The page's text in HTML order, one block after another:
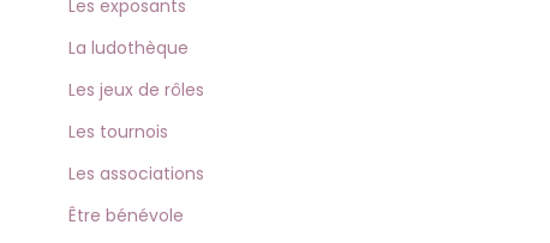
Les exposants
La ludothèque
Les jeux de rôles
Les tournois
Les associations
Être bénévole